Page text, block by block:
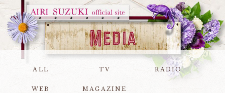
ALL TV RADIO
WEB MAGAZINE